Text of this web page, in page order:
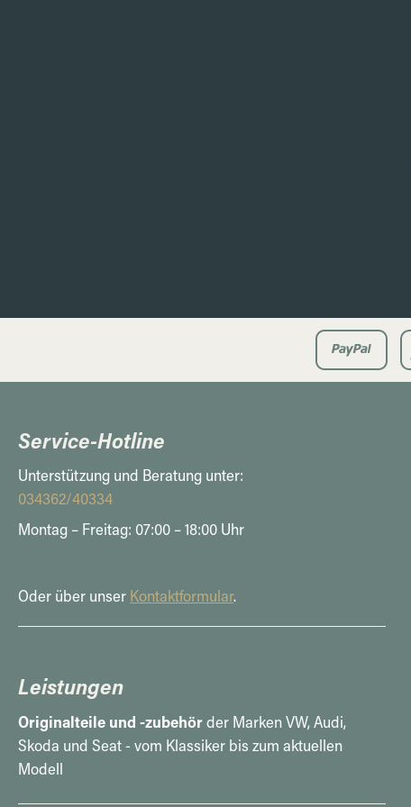
Service-Hotline
Unterstützung und Beratung unter:
034362/40334
Montag – Freitag: 07:00 – 18:00 Uhr
Oder über unser Kontaktformular.
Leistungen
Originalteile und -zubehörder Marken VW, Audi,
Skoda und Seat - vom Klassiker bis zum aktuellen
Modell